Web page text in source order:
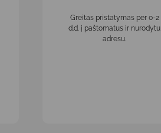
Greitas pristatymas per 0-2
d.d. į paštomatus ir nurodytu
adresu.